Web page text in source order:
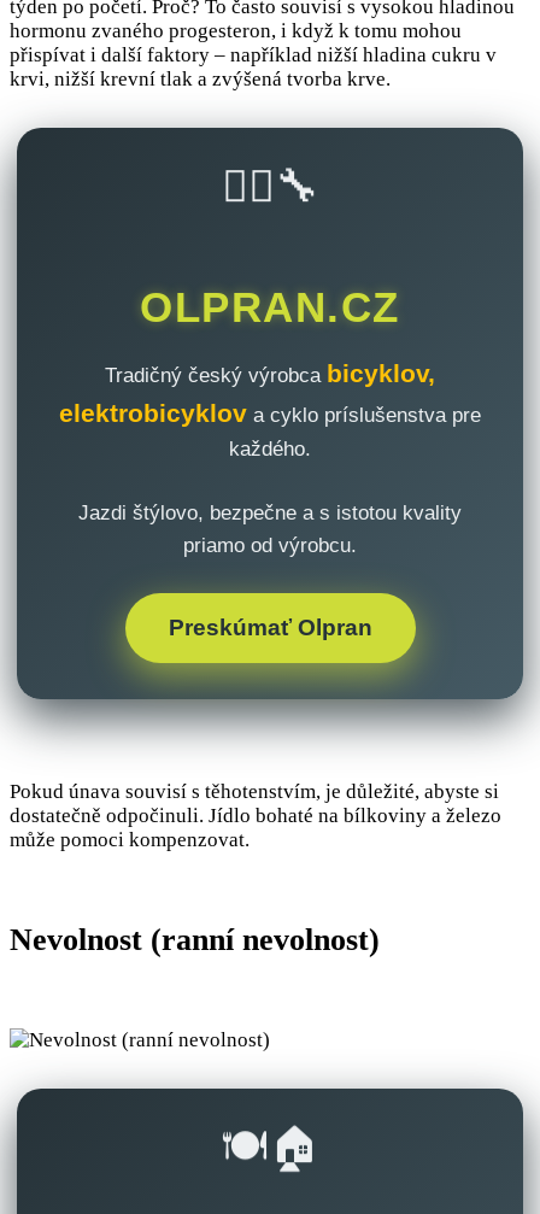
týden po početí. Proč? To často souvisí s vysokou hladinou
hormonu zvaného progesteron, i když k tomu mohou
přispívat i další faktory – například nižší hladina cukru v
krvi, nižší krevní tlak a zvýšená tvorba krve.
🚴‍♂️🔧
OLPRAN.CZ
Tradičný český výrobca bicyklov,
elektrobicyklov a cyklo príslušenstva pre
každého.
Jazdi štýlovo, bezpečne a s istotou kvality
priamo od výrobcu.
Preskúmať Olpran
Pokud únava souvisí s těhotenstvím, je důležité, abyste si
dostatečně odpočinuli. Jídlo bohaté na bílkoviny a železo
může pomoci kompenzovat.
Nevolnost (ranní nevolnost)
🍽️🏠